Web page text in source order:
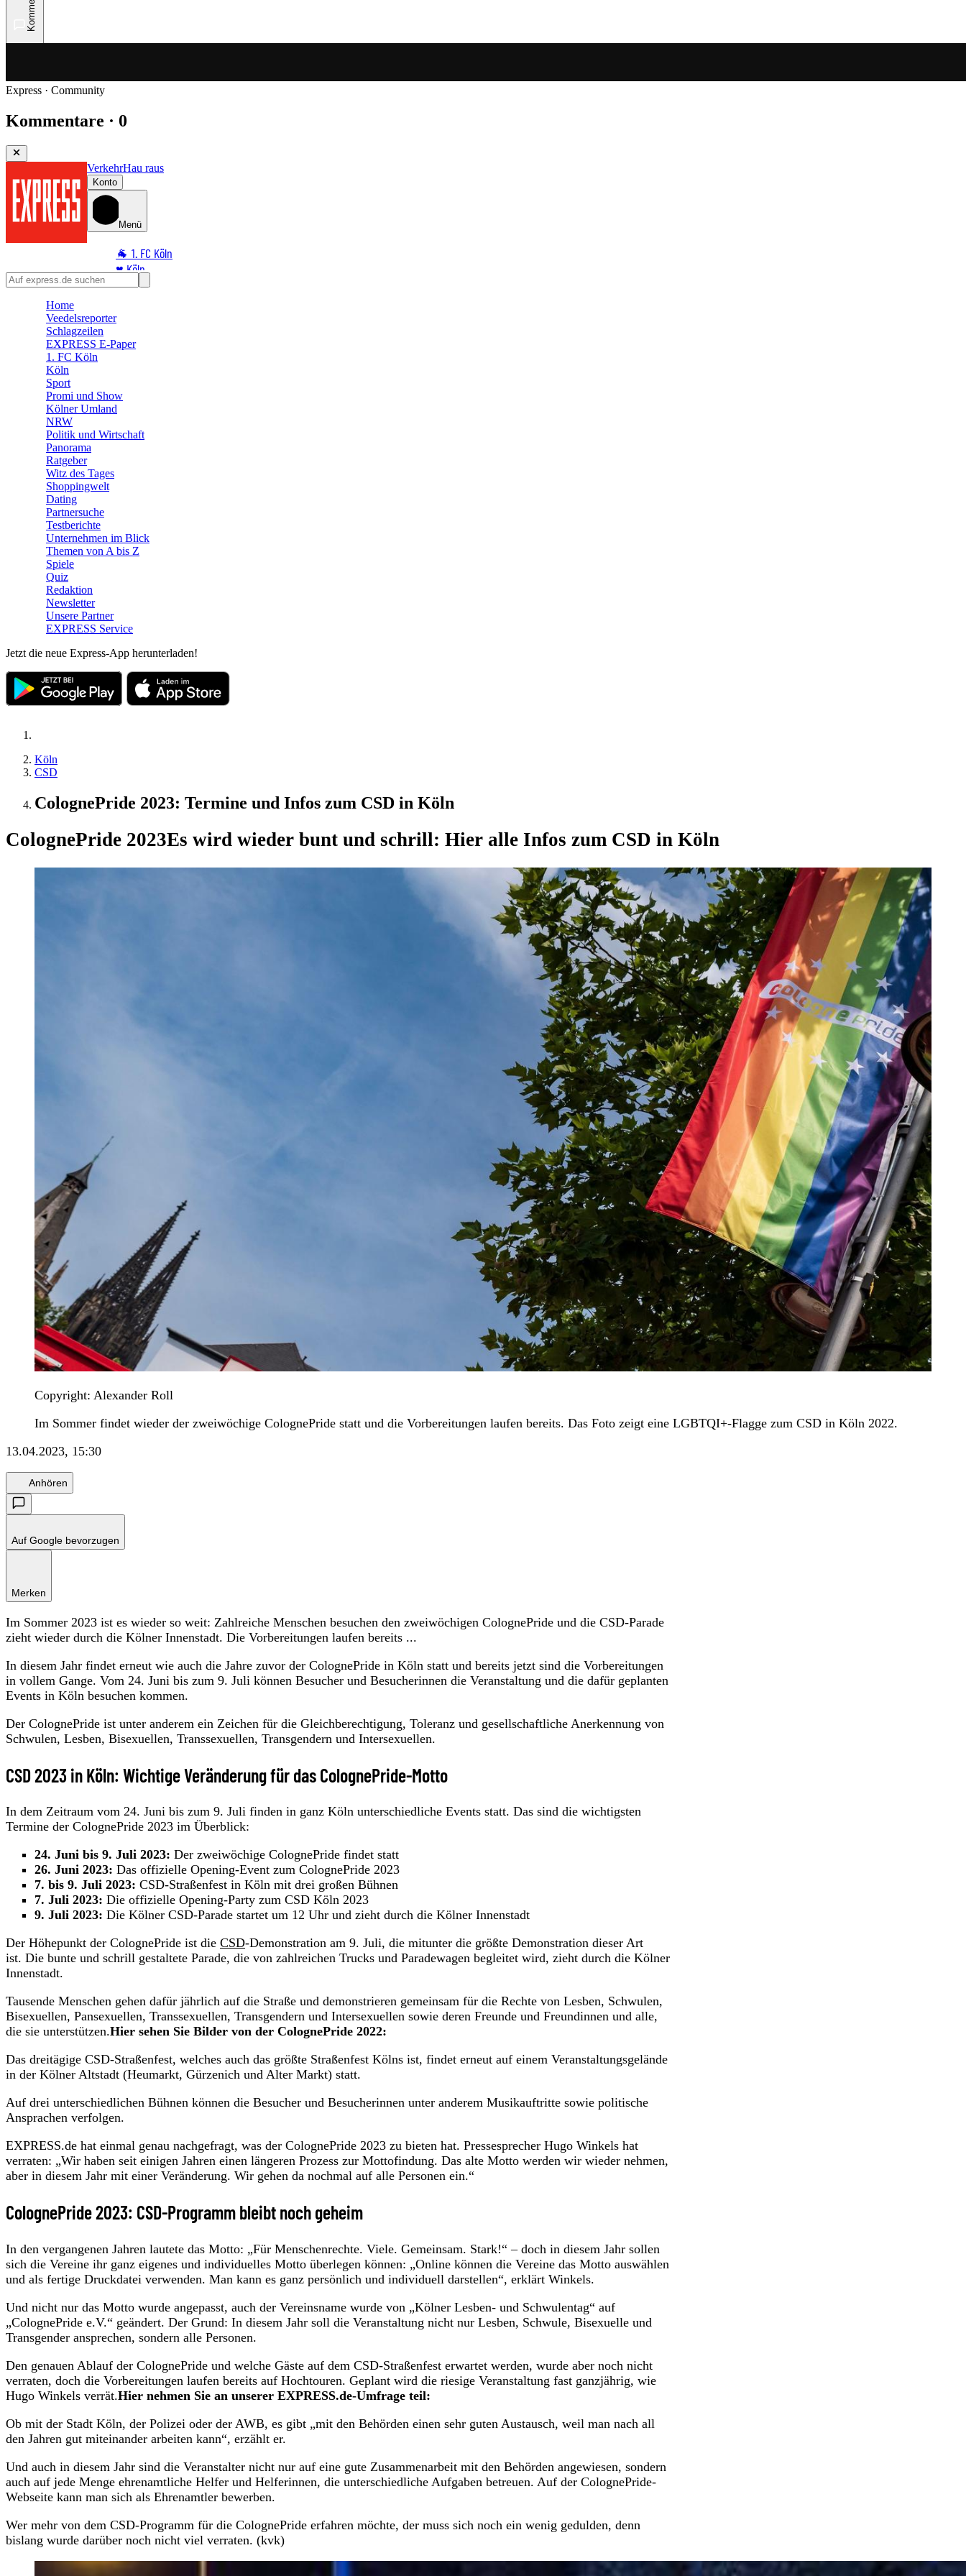
Express · Community
Kommentare · 0
VerkehrHau raus
Konto
Menü
🐐 1. FC Köln
♥️ Köln
⭐ Promi
🛒 Shoppingwelt
🧩 Spiele
Home
Veedelsreporter
Schlagzeilen
EXPRESS E-Paper
1. FC Köln
Köln
Sport
Promi und Show
Kölner Umland
NRW
Politik und Wirtschaft
Panorama
Ratgeber
Witz des Tages
Shoppingwelt
Dating
Partnersuche
Testberichte
Unternehmen im Blick
Themen von A bis Z
Spiele
Quiz
Redaktion
Newsletter
Unsere Partner
EXPRESS Service
Jetzt die neue Express-App herunterladen!
Köln
CSD
ColognePride 2023: Termine und Infos zum CSD in Köln
ColognePride 2023Es wird wieder bunt und schrill: Hier alle Infos zum CSD in Köln
Copyright: Alexander Roll
Im Sommer findet wieder der zweiwöchige ColognePride statt und die Vorbereitungen laufen bereits. Das Foto zeigt eine LGBTQI+-Flagge zum CSD in Köln 2022.
13.04.2023, 15:30
Anhören
Auf Google bevorzugen
Merken
Im Sommer 2023 ist es wieder so weit: Zahlreiche Menschen besuchen den zweiwöchigen ColognePride und die CSD-Parade
zieht wieder durch die Kölner Innenstadt. Die Vorbereitungen laufen bereits ...
In diesem Jahr findet erneut wie auch die Jahre zuvor der ColognePride in Köln statt und bereits jetzt sind die Vorbereitungen
in vollem Gange. Vom 24. Juni bis zum 9. Juli können Besucher und Besucherinnen die Veranstaltung und die dafür geplanten
Events in Köln besuchen kommen.
Der ColognePride ist unter anderem ein Zeichen für die Gleichberechtigung, Toleranz und gesellschaftliche Anerkennung von
Schwulen, Lesben, Bisexuellen, Transsexuellen, Transgendern und Intersexuellen.
CSD 2023 in Köln: Wichtige Veränderung für das ColognePride-Motto
In dem Zeitraum vom 24. Juni bis zum 9. Juli finden in ganz Köln unterschiedliche Events statt. Das sind die wichtigsten
Termine der ColognePride 2023 im Überblick:
24. Juni bis 9. Juli 2023: Der zweiwöchige ColognePride findet statt
26. Juni 2023: Das offizielle Opening-Event zum ColognePride 2023
7. bis 9. Juli 2023: CSD-Straßenfest in Köln mit drei großen Bühnen
7. Juli 2023: Die offizielle Opening-Party zum CSD Köln 2023
9. Juli 2023: Die Kölner CSD-Parade startet um 12 Uhr und zieht durch die Kölner Innenstadt
Der Höhepunkt der ColognePride ist die CSD-Demonstration am 9. Juli, die mitunter die größte Demonstration dieser Art
ist. Die bunte und schrill gestaltete Parade, die von zahlreichen Trucks und Paradewagen begleitet wird, zieht durch die Kölner
Innenstadt.
Tausende Menschen gehen dafür jährlich auf die Straße und demonstrieren gemeinsam für die Rechte von Lesben, Schwulen,
Bisexuellen, Pansexuellen, Transsexuellen, Transgendern und Intersexuellen sowie deren Freunde und Freundinnen und alle,
die sie unterstützen.Hier sehen Sie Bilder von der ColognePride 2022:
Das dreitägige CSD-Straßenfest, welches auch das größte Straßenfest Kölns ist, findet erneut auf einem Veranstaltungsgelände
in der Kölner Altstadt (Heumarkt, Gürzenich und Alter Markt) statt.
Auf drei unterschiedlichen Bühnen können die Besucher und Besucherinnen unter anderem Musikauftritte sowie politische
Ansprachen verfolgen.
EXPRESS.de hat einmal genau nachgefragt, was der ColognePride 2023 zu bieten hat. Pressesprecher Hugo Winkels hat
verraten: „Wir haben seit einigen Jahren einen längeren Prozess zur Mottofindung. Das alte Motto werden wir wieder nehmen,
aber in diesem Jahr mit einer Veränderung. Wir gehen da nochmal auf alle Personen ein.“
ColognePride 2023: CSD-Programm bleibt noch geheim
In den vergangenen Jahren lautete das Motto: „Für Menschenrechte. Viele. Gemeinsam. Stark!“ – doch in diesem Jahr sollen
sich die Vereine ihr ganz eigenes und individuelles Motto überlegen können: „Online können die Vereine das Motto auswählen
und als fertige Druckdatei verwenden. Man kann es ganz persönlich und individuell darstellen“, erklärt Winkels.
Und nicht nur das Motto wurde angepasst, auch der Vereinsname wurde von „Kölner Lesben- und Schwulentag“ auf
„ColognePride e.V.“ geändert. Der Grund: In diesem Jahr soll die Veranstaltung nicht nur Lesben, Schwule, Bisexuelle und
Transgender ansprechen, sondern alle Personen.
Den genauen Ablauf der ColognePride und welche Gäste auf dem CSD-Straßenfest erwartet werden, wurde aber noch nicht
verraten, doch die Vorbereitungen laufen bereits auf Hochtouren. Geplant wird die riesige Veranstaltung fast ganzjährig, wie
Hugo Winkels verrät.Hier nehmen Sie an unserer EXPRESS.de-Umfrage teil:
Ob mit der Stadt Köln, der Polizei oder der AWB, es gibt „mit den Behörden einen sehr guten Austausch, weil man nach all
den Jahren gut miteinander arbeiten kann“, erzählt er.
Und auch in diesem Jahr sind die Veranstalter nicht nur auf eine gute Zusammenarbeit mit den Behörden angewiesen, sondern
auch auf jede Menge ehrenamtliche Helfer und Helferinnen, die unterschiedliche Aufgaben betreuen. Auf der ColognePride-
Webseite kann man sich als Ehrenamtler bewerben.
Wer mehr von dem CSD-Programm für die ColognePride erfahren möchte, der muss sich noch ein wenig gedulden, denn
bislang wurde darüber noch nicht viel verraten. (kvk)